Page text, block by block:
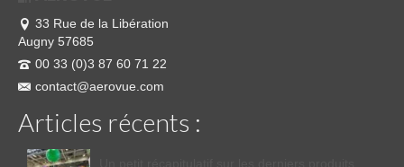
33 Rue de la Libération
Augny 57685
00 33 (0)3 87 60 71 22
contact@aerovue.com
Articles récents :